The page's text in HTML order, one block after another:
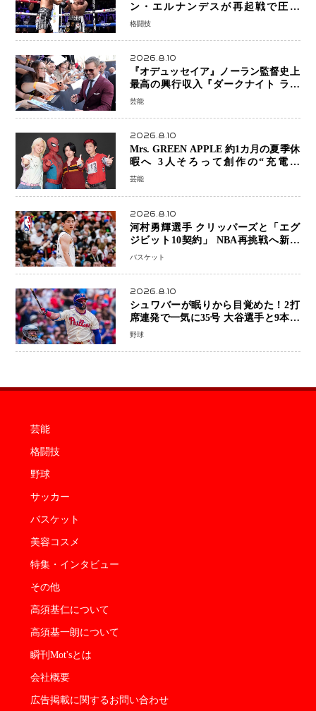
ン・エルナンデスが再起戦で圧巻
KO 2回で相手を沈める…次戦は亀田
格闘技
2026.8.10
『オデュッセイア』ノーラン監督史上
最高の興行収入『ダークナイト ライ
ジング』超え、世界で11億ドル突破
芸能
2026.8.10
Mrs. GREEN APPLE 約1カ月の夏季休
暇へ 3人そろって創作の“充電期
間”「自分らしいインプットを」
芸能
2026.8.10
河村勇輝選手 クリッパーズと「エグ
ジビット10契約」 NBA再挑戦へ新た
な一歩、八村塁選手との共闘にも期待
バスケット
2026.8.10
シュワバーが眠りから目覚めた！2打
席連発で一気に35号 大谷選手と9本差
に 本塁打王争いで単独トップ浮上
野球
芸能
格闘技
野球
サッカー
バスケット
美容コスメ
特集・インタビュー
その他
高須基仁について
高須基一朗について
瞬刊Mot'sとは
会社概要
広告掲載に関するお問い合わせ